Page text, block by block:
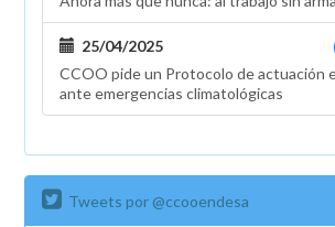
25/04/2025
CCOO pide un Protocolo de actuación
ante emergencias climatológicas
Tweets por @ccooendesa